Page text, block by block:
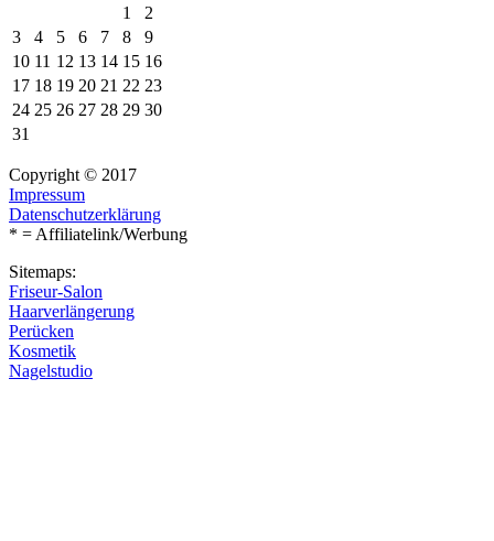
1
2
3
4 5 6 7 8
9
10 11 12 13 14 15 16
17 18 19 20 21 22 23
24 25 26 27 28 29 30
31
Copyright © 2017
Impressum
Datenschutzerklärung
* = Affiliatelink/Werbung
Sitemaps:
Friseur-Salon
Haarverlängerung
Perücken
Kosmetik
Nagelstudio